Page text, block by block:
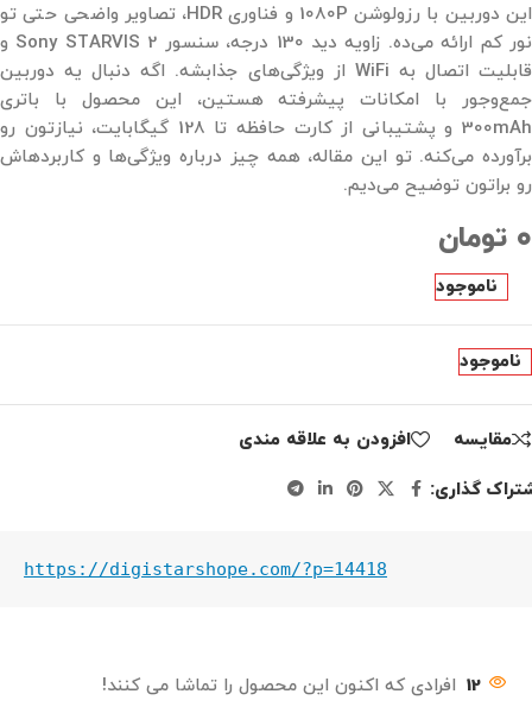
این دوربین با رزولوشن 1080P و فناوری HDR، تصاویر واضحی حتی تو
نور کم ارائه می‌ده. زاویه دید 130 درجه، سنسور Sony STARVIS 2 و
قابلیت اتصال به WiFi از ویژگی‌های جذابشه. اگه دنبال یه دوربین
جمع‌وجور با امکانات پیشرفته هستین، این محصول با باتری
300mAh و پشتیبانی از کارت حافظه تا 128 گیگابایت، نیازتون رو
برآورده می‌کنه. تو این مقاله، همه چیز درباره ویژگی‌ها و کاربردهاش
رو براتون توضیح می‌دیم.
۰ تومان
ناموجود
ناموجود
مقايسه
افزودن به علاقه مندی
گذاری:
https://digistarshope.com/?p=14418
12 افرادی که اکنون این محصول را تماشا می کنند!